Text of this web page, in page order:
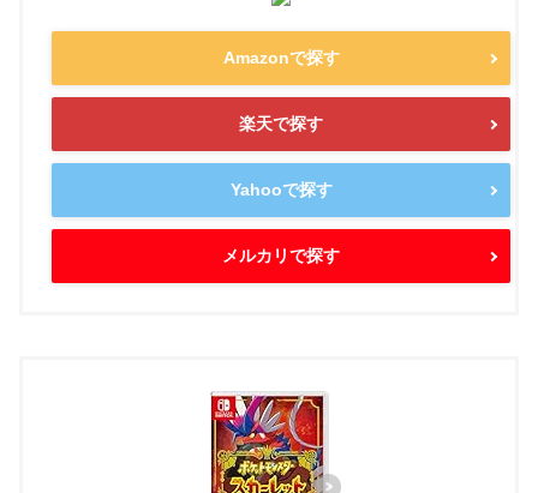
Amazonで探す
楽天で探す
Yahooで探す
メルカリで探す